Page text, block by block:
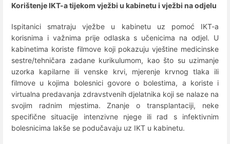
Korištenje IKT-a tijekom vježbi u kabinetu i vježbi na odjelu
Ispitanici smatraju vježbe u kabinetu uz pomoć IKT-a
korisnima i važnima prije odlaska s učenicima na odjel. U
kabinetima koriste filmove koji pokazuju vještine medicinske
sestre/tehničara zadane kurikulumom, kao što su uzimanje
uzorka kapilarne ili venske krvi, mjerenje krvnog tlaka ili
filmove u kojima bolesnici govore o bolestima, a koriste i
virtualna predavanja zdravstvenih djelatnika koji se nalaze na
svojim radnim mjestima. Znanje o transplantaciji, neke
specifične situacije intenzivne njege ili rad s infektivnim
bolesnicima lakše se podučavaju uz IKT u kabinetu.